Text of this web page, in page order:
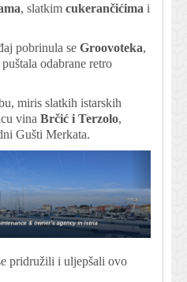
, slatkim cukerančićima i
pobrinula se Groovoteka,
odabrane retro
miris slatkih istarskih
vina Brčić i Terzolo,
Gušti Merkata.
pridružili i uljepšali ovo